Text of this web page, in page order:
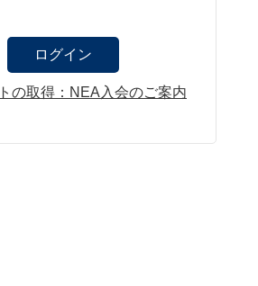
の取得：NEA入会のご案内